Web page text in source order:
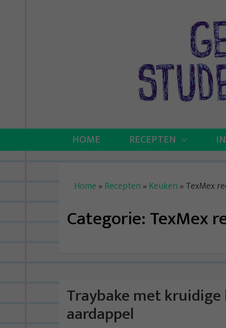
HOME RECEPTEN
Home » Recepten » Keuken » TexMex
Categorie:TexMex
Traybake met
aardappel